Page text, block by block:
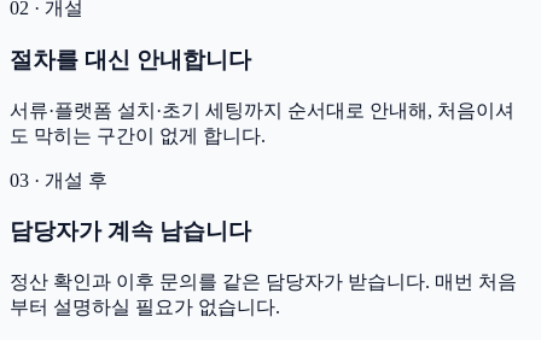
02 · 개설
절차를 대신 안내합니다
서류·플랫폼 설치·초기 세팅까지 순서대로 안내해, 처음이셔
도 막히는 구간이 없게 합니다.
03 · 개설 후
담당자가 계속 남습니다
정산 확인과 이후 문의를 같은 담당자가 받습니다. 매번 처음
부터 설명하실 필요가 없습니다.